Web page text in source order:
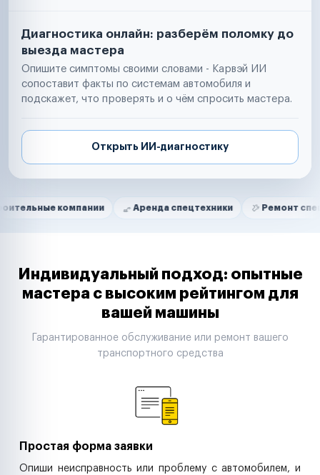
Диагностика онлайн: разберём поломку до
выезда мастера
Опишите симптомы своими словами - Карвэй ИИ
сопоставит факты по системам автомобиля и
подскажет, что проверять и о чём спросить мастера.
Открыть ИИ-диагностику
Нам доверяют
компании Аренда спецтехники Ремонт спецтехники
Маркетплейсы
Таксопарки
Автодилеры
Строительные компании
Аренда спецтехники
Индивидуальный подход: опытные
мастера с высоким рейтингом для
вашей машины
Гарантированное обслуживание или ремонт вашего
транспортного средства
Простая форма заявки
Опиши неисправность или проблему с автомобилем, и